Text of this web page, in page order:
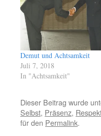
Demut und Achtsamkeit
Juli 7, 2018
In "Achtsamkeit"
Dieser Beitrag wurde
Selbst, Präsenz,
für den Permalink.